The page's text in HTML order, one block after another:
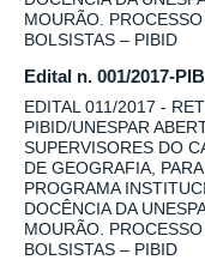
MOURÃO.
BOLSISTAS – PIBID
Edital n. 001/2017-
EDITAL 011/2017 -
PIBID/UNESPAR
SUPERVISORES DO
DE GEOGRAFIA,
PROGRAMA
DOCÊNCIA DA
MOURÃO.
BOLSISTAS – PIBID